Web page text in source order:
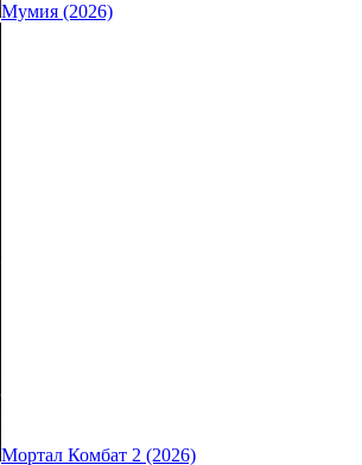
Мумия (2026)
Мортал Комбат 2 (2026)